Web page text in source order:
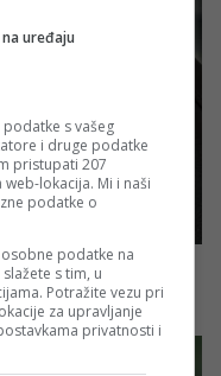
uređaju
s vašeg
i druge podatke
pristupati 207
lokacija. Mi i naši
podatke o
podatke na
s tim, u
Potražite vezu pri
za upravljanje
privatnosti i